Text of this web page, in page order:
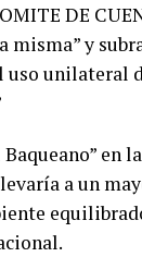
DE
misma” y
uso unilateral
Baqueano”
a un